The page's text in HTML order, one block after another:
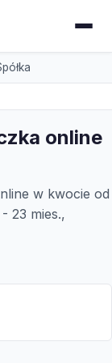
online
w kwocie od
23 mies.,